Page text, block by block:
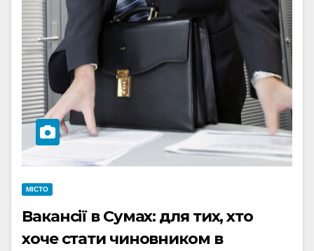
МІСТО
Вакансії в Сумах: для тих, хто
хоче стати чиновником в